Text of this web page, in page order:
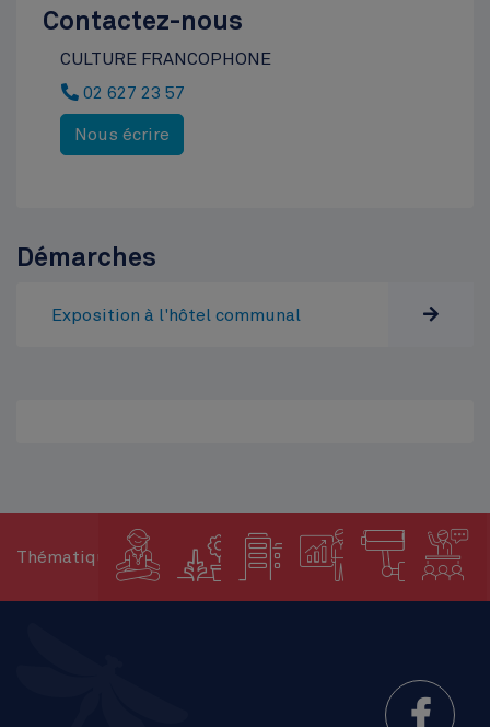
Contactez-nous
CULTURE FRANCOPHONE
02 627 23 57
Nous écrire
Démarches
Exposition à l'hôtel communal
Thématiques